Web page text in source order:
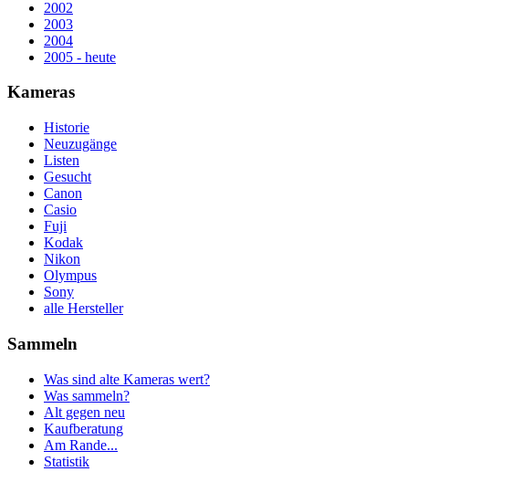
2002
2003
2004
2005 - heute
Kameras
Historie
Neuzugänge
Listen
Gesucht
Canon
Casio
Fuji
Kodak
Nikon
Olympus
Sony
alle Hersteller
Sammeln
Was sind alte Kameras wert?
Was sammeln?
Alt gegen neu
Kaufberatung
Am Rande...
Statistik